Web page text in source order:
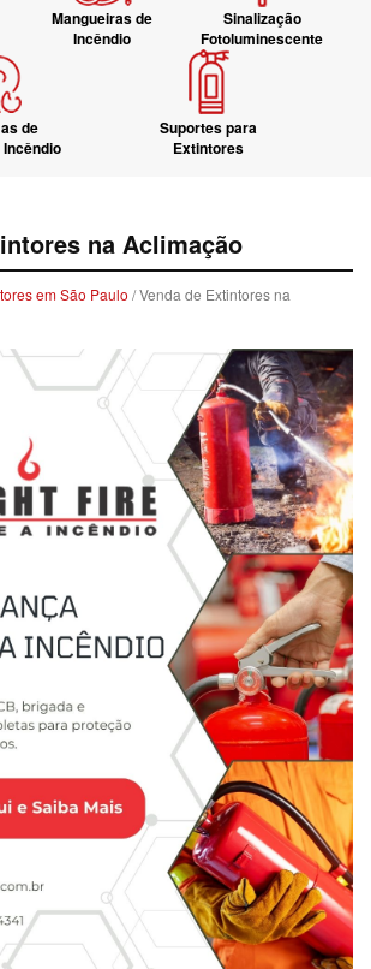
Mangueiras de
Incêndio
Sinalização
Fotoluminescente
de
Suportes para
Extintores
na Aclimação
em São Paulo / Venda de Extintores na